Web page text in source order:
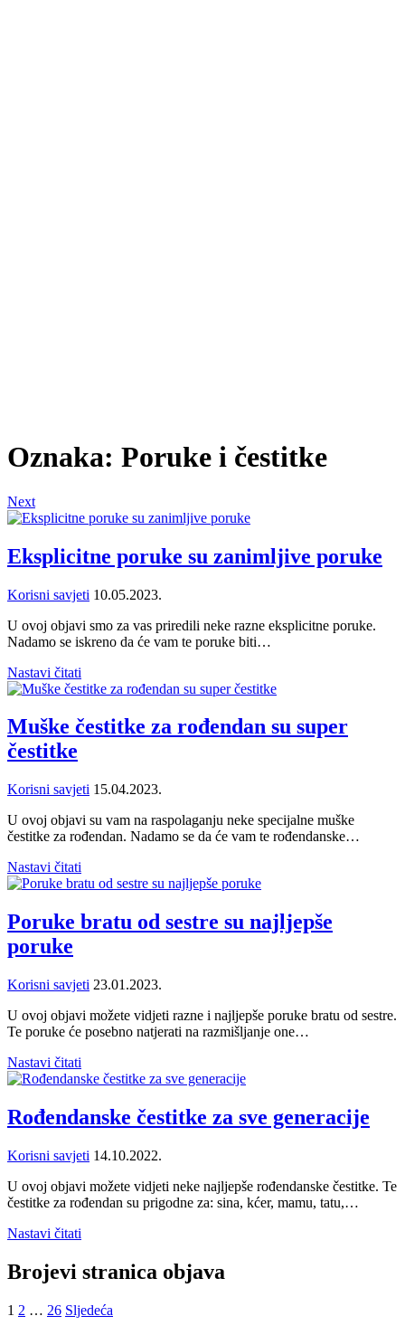
Oznaka: Poruke i čestitke
Next
Eksplicitne poruke su zanimljive poruke
Korisni savjeti 10.05.2023.
U ovoj objavi smo za vas priredili neke razne eksplicitne poruke.
Nadamo se iskreno da će vam te poruke biti…
Nastavi čitati
Muške čestitke za rođendan su super
čestitke
Korisni savjeti 15.04.2023.
U ovoj objavi su vam na raspolaganju neke specijalne muške
čestitke za rođendan. Nadamo se da će vam te rođendanske…
Nastavi čitati
Poruke bratu od sestre su najljepše
poruke
Korisni savjeti 23.01.2023.
U ovoj objavi možete vidjeti razne i najljepše poruke bratu od sestre.
Te poruke će posebno natjerati na razmišljanje one…
Nastavi čitati
Rođendanske čestitke za sve generacije
Korisni savjeti 14.10.2022.
U ovoj objavi možete vidjeti neke najljepše rođendanske čestitke. Te
čestitke za rođendan su prigodne za: sina, kćer, mamu, tatu,…
Nastavi čitati
Brojevi stranica objava
1 2 … 26 Sljedeća